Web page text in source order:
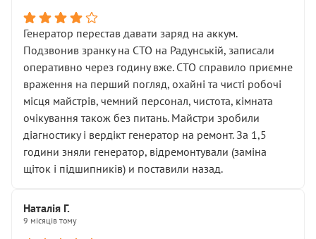
Генератор перестав давати заряд на аккум.
Подзвонив зранку на СТО на Радунській, записали
оперативно через годину вже. СТО справило приємне
враження на перший погляд, охайні та чисті робочі
місця майстрів, чемний персонал, чистота, кімната
очікування також без питань. Майстри зробили
діагностику і вердікт генератор на ремонт. За 1,5
години зняли генератор, відремонтували (заміна
щіток і підшипників) и поставили назад.
Наталія Г.
9 місяців тому